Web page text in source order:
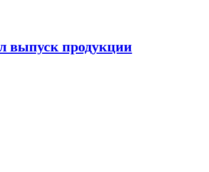
выпуск продукции